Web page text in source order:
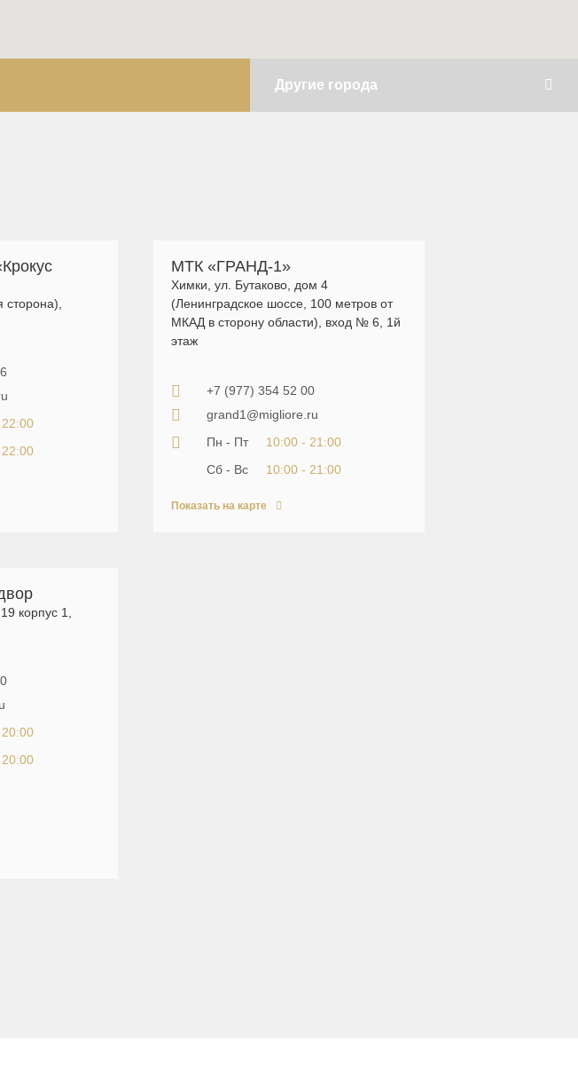
Другие города
МТК «ГРАНД-1»
Химки, ул. Бутаково, дом 4
(Ленинградское шоссе, 100 метров от
МКАД в сторону области), вход № 6, 1й
этаж
+7 (977) 354 52 00
grand1@migliore.ru
Пн - Пт
10:00 - 21:00
Сб - Вс
10:00 - 21:00
Показать на карте
корпус 1,